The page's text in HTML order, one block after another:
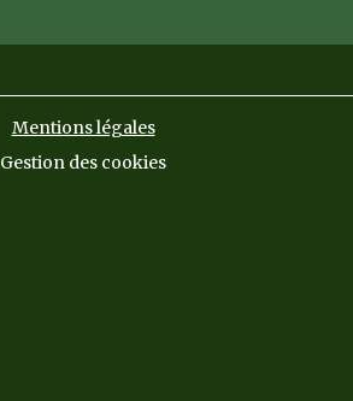
Mentions légales
Gestion des cookies